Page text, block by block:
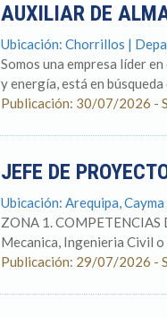
AUXILIAR DE
Ubicación: Chorrillos |
Somos una empresa líder
y energía, está en búsqueda
Publicación: 30/07/2026 -
JEFE DE
Ubicación: Arequipa,
ZONA 1.
Mecanica, Ingenieria Civil
Publicación: 29/07/2026 -